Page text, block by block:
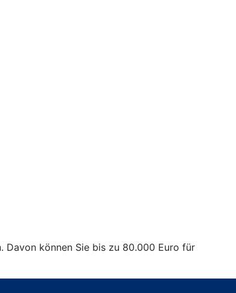
Davon können Sie bis zu 80.000 Euro für